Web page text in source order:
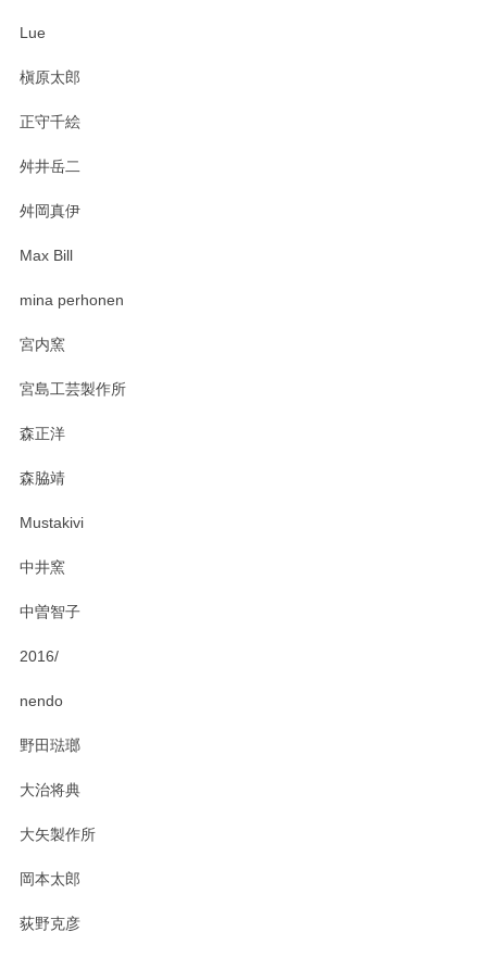
おかけしました。 ありがとうございます。
Lue
槇原太郎
正守千絵
舛井岳二
舛岡真伊
Max Bill
mina perhonen
宮内窯
宮島工芸製作所
森正洋
森脇靖
Mustakivi
中井窯
中曽智子
2016/
nendo
野田琺瑯
大治将典
大矢製作所
岡本太郎
荻野克彦